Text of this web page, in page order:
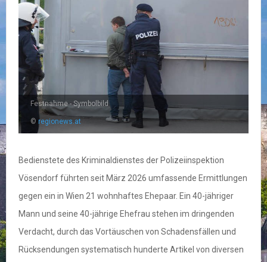
Festnahme - Symbolbild
© regionews.at
Bedienstete des Kriminaldienstes der Polizeiinspektion
Vösendorf führten seit März 2026 umfassende Ermittlungen
gegen ein in Wien 21 wohnhaftes Ehepaar. Ein 40-jähriger
Mann und seine 40-jährige Ehefrau stehen im dringenden
Verdacht, durch das Vortäuschen von Schadensfällen und
Rücksendungen systematisch hunderte Artikel von diversen